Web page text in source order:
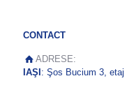
CONTACT
ADRESE:
IAŞI : Şos Bucium 3,